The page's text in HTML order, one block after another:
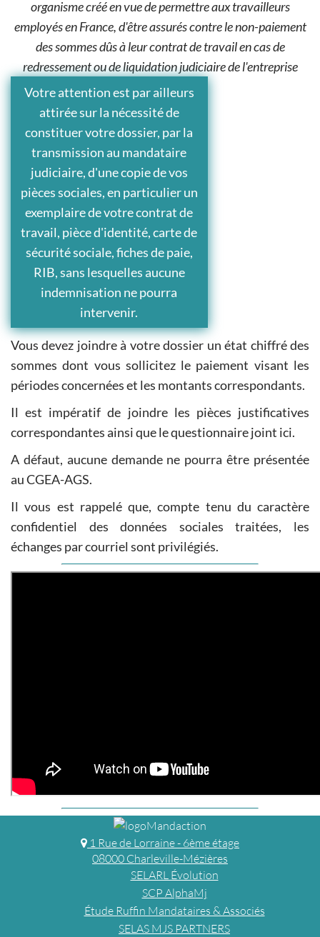
organisme créé en vue de permettre aux travailleurs
employés en France, d'être assurés contre le non-paiement
des sommes dûs à leur contrat de travail en cas de
redressement ou de liquidation judiciaire de l'entreprise
Votre attention est par ailleurs
attirée sur la nécessité de
constituer votre dossier, par la
transmission au mandataire
judiciaire, d'une copie de vos
pièces sociales, en particulier un
exemplaire de votre contrat de
travail, pièce d'identité, carte de
sécurité sociale, fiches de paie,
RIB, sans lesquelles aucune
indemnisation ne pourra
intervenir.
Vous devez joindre à votre dossier un état chiffré des
sommes dont vous sollicitez le paiement visant les
périodes concernées et les montants correspondants.
Il est impératif de joindre les pièces justificatives
correspondantes ainsi que le questionnaire joint ici.
A défaut, aucune demande ne pourra être présentée
au CGEA-AGS.
Il vous est rappelé que, compte tenu du caractère
confidentiel des données sociales traitées, les
échanges par courriel sont privilégiés.
1 Rue de Lorraine - 6ème étage
08000 Charleville-Mézières
SELARL Évolution
SCP AlphaMj
Étude Ruffin Mandataires & Associés
SELAS MJS PARTNERS